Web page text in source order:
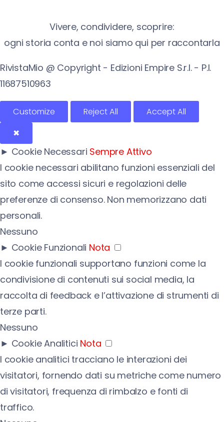
Vivere, condividere, scoprire:
ogni storia conta e noi siamo qui per raccontarla
RivistaMio @ Copyright - Edizioni Empire S.r.l. - P.I.
11687510963​
Customize Reject All
Accept All
✖
► Cookie Necessari Sempre Attivo
I cookie necessari abilitano funzioni essenziali del
sito come accessi sicuri e regolazioni delle
preferenze di consenso. Non memorizzano dati
personali.
Nessuno
► Cookie Funzionali Nota
I cookie funzionali supportano funzioni come la
condivisione di contenuti sui social media, la
raccolta di feedback e l’attivazione di strumenti di
terze parti.
Nessuno
► Cookie Analitici Nota
I cookie analitici tracciano le interazioni dei
visitatori, fornendo dati su metriche come numero
di visitatori, frequenza di rimbalzo e fonti di
traffico.